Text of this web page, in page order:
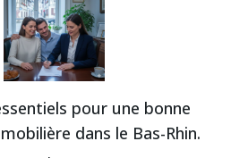
pour une bonne
dans le Bas-Rhin.